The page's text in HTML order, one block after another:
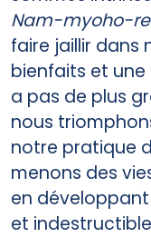
Nam-myoho-
faire jaillir dans
bienfaits et une
a pas de plus
nous
notre pratique
menons des
en
et